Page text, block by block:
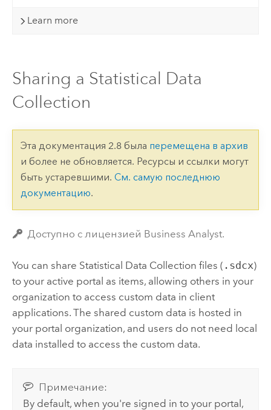
Learn more
Sharing a Statistical Data
Collection
Эта документация 2.8 была перемещена в архив
и более не обновляется. Ресурсы и ссылки могут
быть устаревшими. См. самую последнюю
документацию.
Доступно с лицензией Business Analyst.
You can share Statistical Data Collection files ( .sdcx)
to your active portal as items, allowing others in your
organization to access custom data in client
applications. The shared custom data is hosted in
your portal organization, and users do not need local
data installed to access the custom data.
Примечание:
By default, when you're signed in to your portal,